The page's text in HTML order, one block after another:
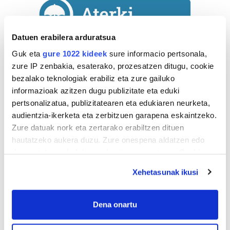
Datuen erabilera arduratsua
Guk eta gure 1022 kideek sure informacio pertsonala,
zure IP zenbakia, esaterako, prozesatzen ditugu, cookie
bezalako teknologiak erabiliz eta zure gailuko
informazioak azitzen dugu publizitate eta eduki
pertsonalizatua, publizitatearen eta edukiaren neurketa,
audientzia-ikerketa eta zerbitzuen garapena eskaintzeko.
Zure datuak nork eta zertarako erabiltzen dituen
hautatzeko aukera duzu. Zure onespena aldatzen edo
If you allow, we would also like to:
Collect information about your geographical
meters
Xehetasunak ikusi
Dena onartu
Astekaria
Naturak bere
lekua hartu du
Artikutzako
urtegian